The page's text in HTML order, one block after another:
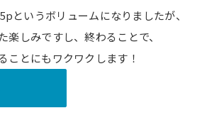
というボリュームになりましたが、
楽しみですし、終わることで、
ことにもワクワクします！